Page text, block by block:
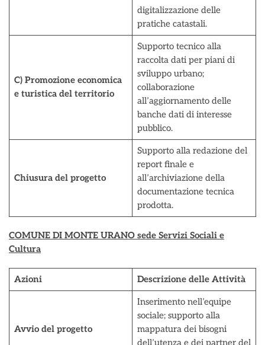
digitalizzazione delle
pratiche catastali.
C) Promozione economica
e turistica del territorio
Supporto tecnico alla
raccolta dati per piani di
sviluppo urbano;
collaborazione
all’aggiornamento delle
banche dati di interesse
pubblico.
Chiusura del progetto
Supporto alla redazione del
report finale e
all’archiviazione della
documentazione tecnica
prodotta.
COMUNE DI MONTE URANO sede Servizi Sociali e
Cultura
Azioni Descrizione delle Attività
Avvio del progetto
Inserimento nell’equipe
sociale; supporto alla
mappatura dei bisogni
dell’utenza e dei partner del